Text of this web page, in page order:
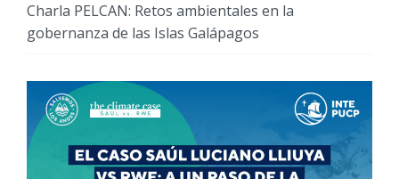
Charla PELCAN: Retos ambientales en la
gobernanza de las Islas Galápagos